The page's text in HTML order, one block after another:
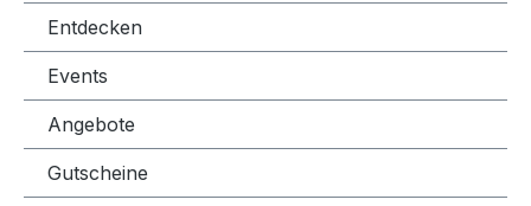
Entdecken
Events
Angebote
Gutscheine